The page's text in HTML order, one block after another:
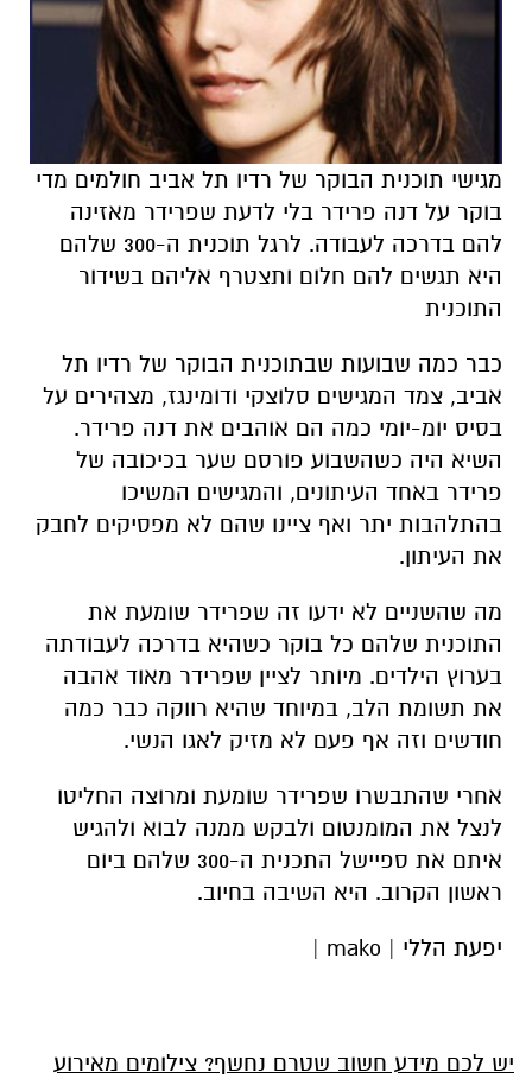
מגישי תוכנית הבוקר של רדיו תל אביב חולמים מדי
בוקר על דנה פרידר בלי לדעת שפרידר מאזינה
להם בדרכה לעבודה. לרגל תוכנית ה-300 שלהם
היא תגשים להם חלום ותצטרף אליהם בשידור
התוכנית
כבר כמה שבועות שבתוכנית הבוקר של רדיו תל
אביב, צמד המגישים סלוצקי ודומינגז, מצהירים על
בסיס יומ-יומי כמה הם אוהבים את דנה פרידר.
השיא היה כשהשבוע פורסם שער בכיכובה של
פרידר באחד העיתונים, והמגישים המשיכו
בהתלהבות יתר ואף ציינו שהם לא מפסיקים לחבק
את העיתון.
מה שהשניים לא ידעו זה שפרידר שומעת את
התוכנית שלהם כל בוקר כשהיא בדרכה לעבודתה
בערוץ הילדים. מיותר לציין שפרידר מאוד אהבה
את תשומת הלב, במיוחד שהיא רווקה כבר כמה
חודשים וזה אף פעם לא מזיק לאגו הנשי.
אחרי שהתבשרו שפרידר שומעת ומרוצה החליטו
לנצל את המומנטום ולבקש ממנה לבוא ולהגיש
איתם את ספיישל התכנית ה-300 שלהם ביום
ראשון הקרוב. היא השיבה בחיוב.
יפעת הללי | mako |
יש לכם מידע חשוב שטרם נחשף? צילומים מאירוע